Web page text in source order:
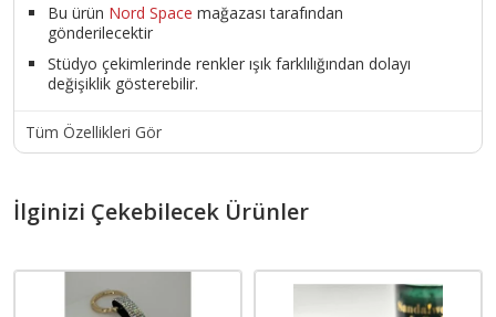
Bu ürün Nord Space mağazası tarafından
gönderilecektir
Stüdyo çekimlerinde renkler ışık farklılığından dolayı
değişiklik gösterebilir.
Tüm Özellikleri Gör
İlginizi Çekebilecek Ürünler